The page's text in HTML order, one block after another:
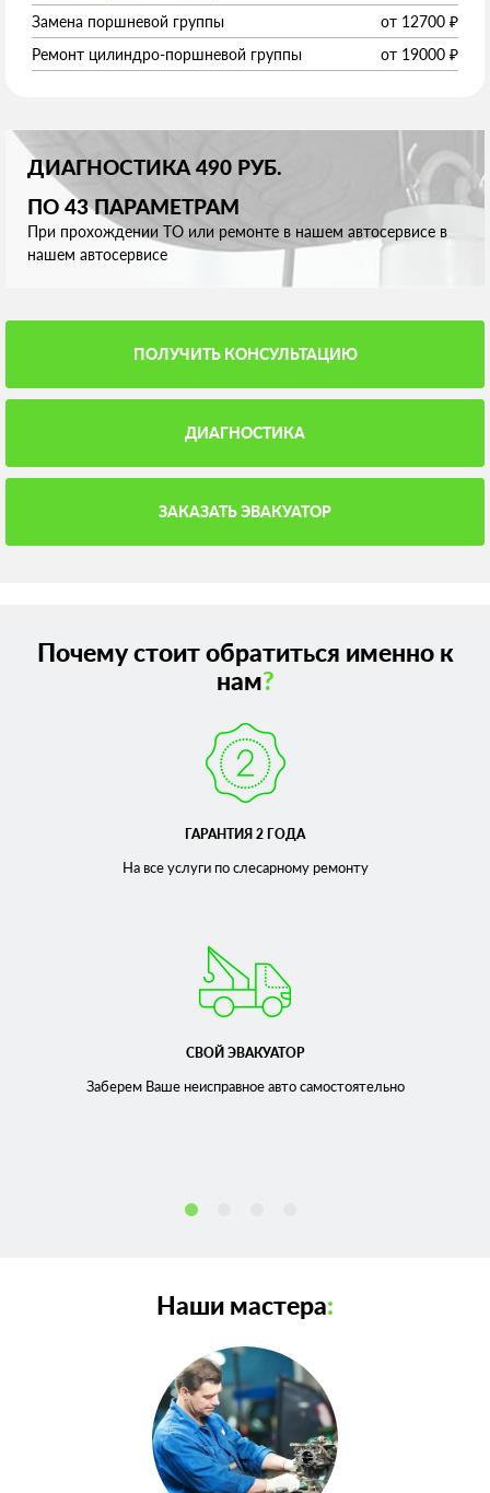
Замена поршневой группы
от 12700 ₽
Ремонт цилиндро-поршневой группы
от 19000 ₽
ДИАГНОСТИКА 490 РУБ.
ПО 43 ПАРАМЕТРАМ
При прохождении ТО или ремонте в нашем автосервисе в
нашем автосервисе
ПОЛУЧИТЬ КОНСУЛЬТАЦИЮ
ДИАГНОСТИКА
ЗАКАЗАТЬ ЭВАКУАТОР
Почему стоит обратиться именно к
нам?
ГАРАНТИЯ 2 ГОДА
На все услуги по слесарномуремонту
СВОЙ ЭВАКУАТОР
Заберем Ваше неисправноеавто самостоятельно
Наши мастера: